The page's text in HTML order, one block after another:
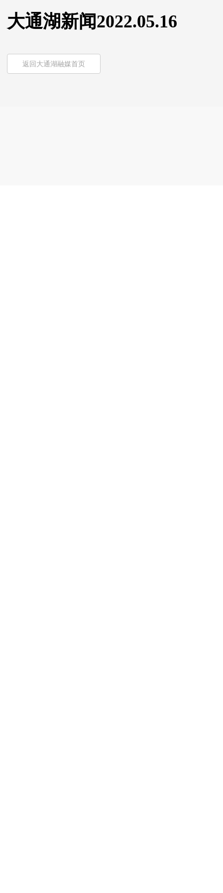
大通湖新闻2022.05.16
返回大通湖融媒首页